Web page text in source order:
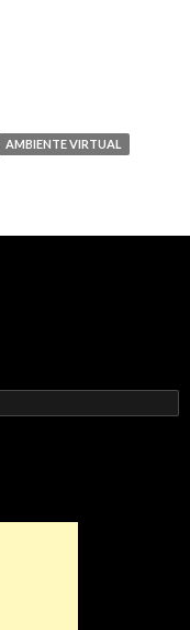
AMBIENTE VIRTUAL